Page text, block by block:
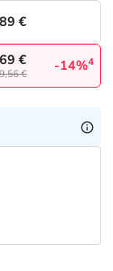
€
€
€ -14%4